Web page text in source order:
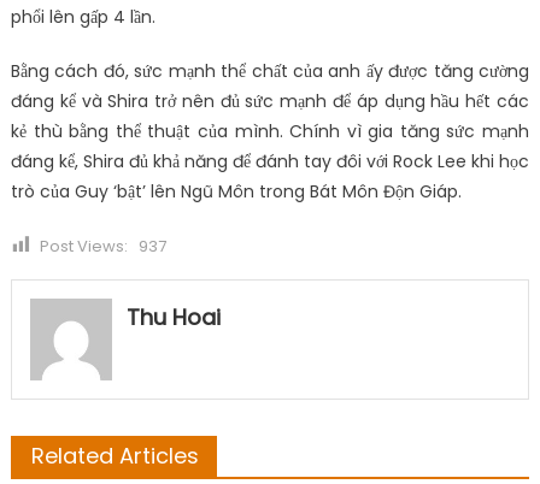
phổi lên gấp 4 lần.
Bằng cách đó, sức mạnh thể chất của anh ấy được tăng cường
đáng kể và Shira trở nên đủ sức mạnh để áp dụng hầu hết các
kẻ thù bằng thể thuật của mình. Chính vì gia tăng sức mạnh
đáng kể, Shira đủ khả năng để đánh tay đôi với Rock Lee khi học
trò của Guy ‘bật’ lên Ngũ Môn trong Bát Môn Độn Giáp.
Post Views: 937
Thu Hoai
Related Articles